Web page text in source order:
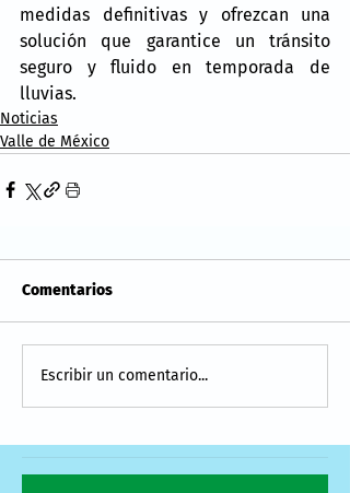
medidas definitivas y ofrezcan una
solución que garantice un tránsito
seguro y fluido en temporada de
lluvias.
Noticias
Valle de México
Comentarios
Escribir un comentario...